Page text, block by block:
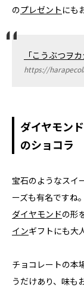
のプレゼント にも
「こうぶつヲカ
https://
ダイヤモン
のショコラ
宝石のようなスイ
ーズも有名ですね。
ダイヤモンドの形
インギフトにも大
チョコレートの本
うだけあり、味も